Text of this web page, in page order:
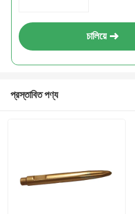
চালিয়ে
প্রস্তাবিত পণ্য